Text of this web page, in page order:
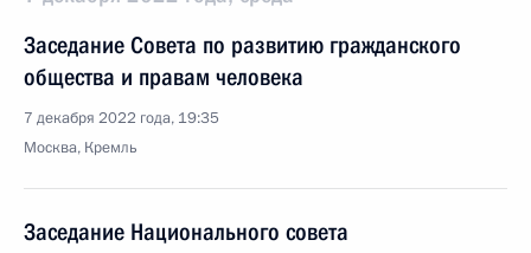
Заседание Совета по развитию гражданского
общества и правам человека
7 декабря 2022 года, 19:35
Москва, Кремль
Заседание Национального совета